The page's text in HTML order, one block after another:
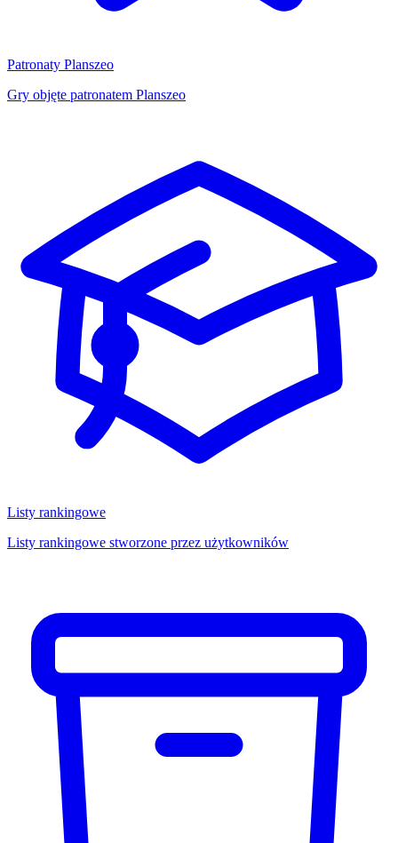
Patronaty Planszeo
Gry objęte patronatem Planszeo
Listy rankingowe
Listy rankingowe stworzone przez użytkowników